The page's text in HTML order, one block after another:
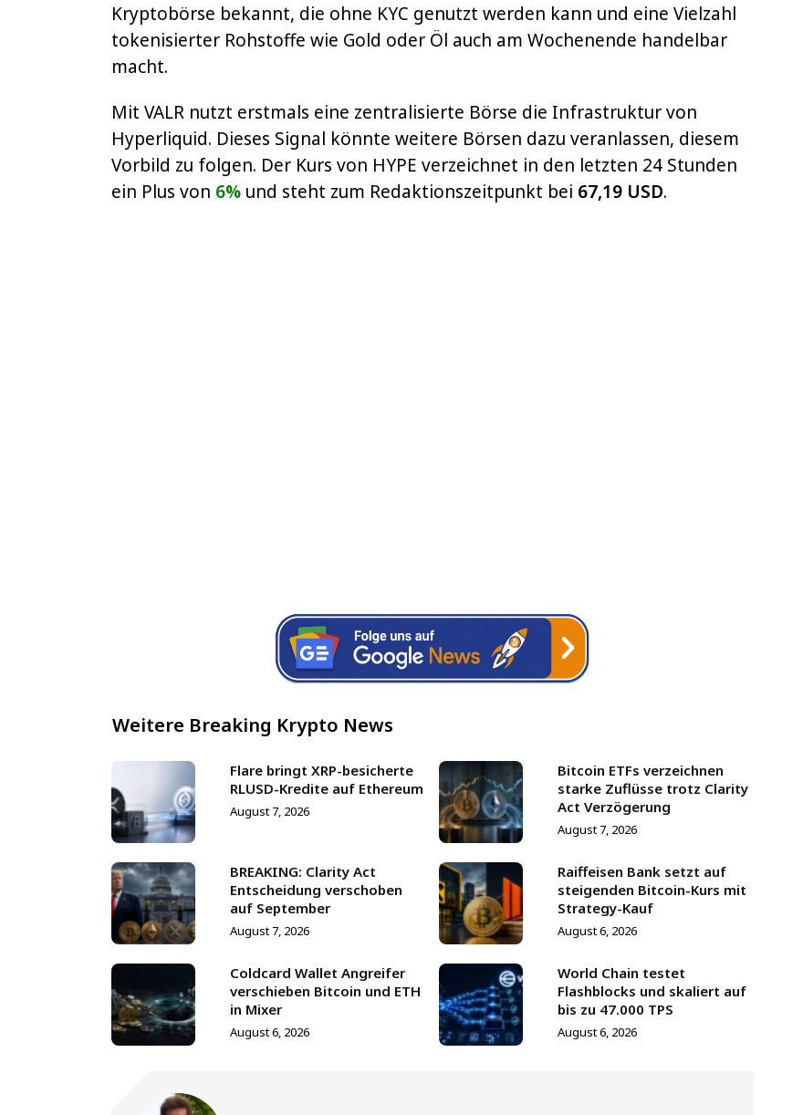
Kryptobörse bekannt, die ohne KYC genutzt werden kann und eine Vielzahl
tokenisierter Rohstoffe wie Gold oder Öl auch am Wochenende handelbar
macht.
Mit VALR nutzt erstmals eine zentralisierte Börse die Infrastruktur von
Hyperliquid. Dieses Signal könnte weitere Börsen dazu veranlassen, diesem
Vorbild zu folgen. Der Kurs von HYPE verzeichnet in den letzten 24 Stunden
ein Plus von 6% und steht zum Redaktionszeitpunkt bei 67,19 USD.
Weitere Breaking Krypto News
Flare bringt XRP-besicherte
RLUSD-Kredite auf Ethereum
August 7, 2026
Bitcoin ETFs verzeichnen
starke Zuflüsse trotz Clarity
Act Verzögerung
August 7, 2026
BREAKING: Clarity Act
Entscheidung verschoben
auf September
August 7, 2026
Raiffeisen Bank setzt auf
steigenden Bitcoin-Kurs mit
Strategy-Kauf
August 6, 2026
Coldcard Wallet Angreifer
verschieben Bitcoin und ETH
in Mixer
August 6, 2026
World Chain testet
Flashblocks und skaliert auf
bis zu 47.000 TPS
August 6, 2026